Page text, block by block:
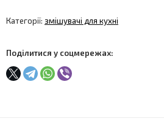
Категорії: змішувачі для кухні
Поділитися у соцмережах: